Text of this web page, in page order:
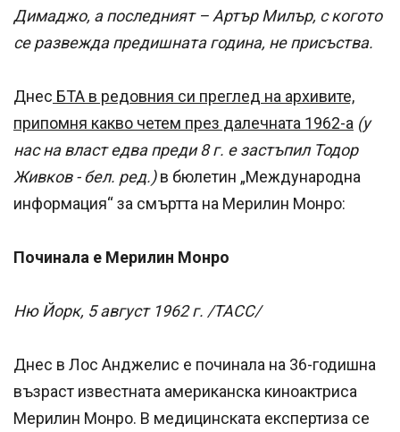
Димаджо, а последният – Артър Милър, с когото
се развежда предишната година, не присъства.
Днес БТА в редовния си преглед на архивите,
припомня какво четем през далечната 1962-а (у
нас на власт едва преди 8 г. е застъпил Тодор
Живков - бел. ред.)в бюлетин „Международна
информация“ за смъртта на Мерилин Монро:
Починала е Мерилин Монро
Ню Йорк, 5 август 1962 г. /ТАСС/
Днес в Лос Анджелис е починала на 36-годишна
възраст известната американска киноактриса
Мерилин Монро. В медицинската експертиза се